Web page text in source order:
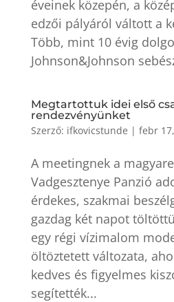
éveinek közepén, a
edzői pályáról váltott a
Több, mint 10 évig
Johnson&Johnson
Megtartottuk idei első
rendezvényünket
Szerző: ifkovicstunde | febr
A meetingnek a
Vadgesztenye Panzió
érdekes, szakmai
gazdag két napot
egy régi vízimalom
öltöztetett változata,
kedves és figyelmes
segítették...